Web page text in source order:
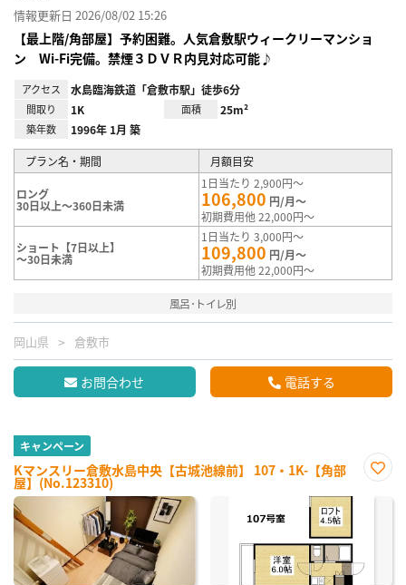
情報更新日 2026/08/02 15:26
【最上階/角部屋】予約困難。人気倉敷駅ウィークリーマンショ
ン Wi-Fi完備。禁煙３ＤＶＲ内見対応可能♪
アクセス 水島臨海鉄道「倉敷市駅」徒歩6分
間取り 1K 面積 25m²
築年数 1996年 1月 築
プラン名・期間 月額目安
ロング
30日以上～360日未満
1日当たり 2,900円～
106,800 円/月～
初期費用他 22,000円～
ショート【7日以上】
～30日未満
1日当たり 3,000円～
109,800 円/月～
初期費用他 22,000円～
風呂･トイレ別
岡山県 倉敷市
お問合わせ 電話する
キャンペーン
Kマンスリー倉敷水島中央【古城池線前】 107・1K-【角部
屋】(No.123310)
に入